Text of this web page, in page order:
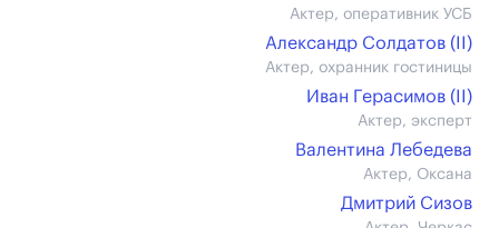
Актер, оперативник УСБ
Александр Солдатов (II)
Актер, охранник гостиницы
Иван Герасимов (II)
Актер, эксперт
Валентина Лебедева
Актер, Оксана
Дмитрий Сизов